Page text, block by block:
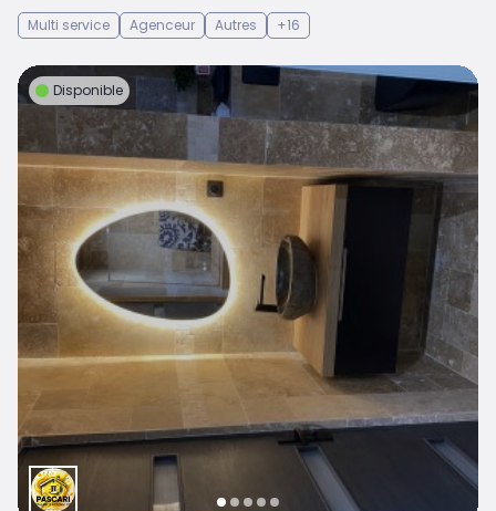
Multi service
Agenceur Autres +16
Disponible